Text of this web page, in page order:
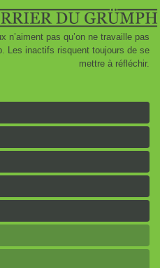
n’aiment pas qu’on ne travaille pas
Les inactifs risquent toujours de se
mettre à réfléchir.